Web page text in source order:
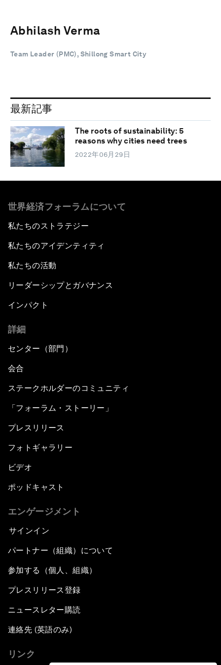
Abhilash Verma
Team Leader (PMC), Shillong Smart City
最新記事
The roots of sustainability: 5
reasons why cities need trees
2022年06月29日
世界経済フォーラムについて
私たちのストラテジー
私たちのアイデンティティ
私たちの活動
リーダーシップとガバナンス
インパクト
詳細
センター（部門）
会合
ステークホルダーのコミュニティ
「フォーラム・ストーリー」
プレスリリース
フォトギャラリー
ビデオ
ポッドキャスト
エンゲージメント
サインイン
パートナー（組織）について
参加する（個人、組織）
プレスリリース登録
ニュースレター購読
連絡先 (英語のみ)
リンク